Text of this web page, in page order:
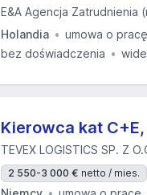
E&A Agencja Zatrudnienia
Holandia
umowa o pracę
bez doświadczenia
Kierowca kat
TEVEX LOGISTICS SP. Z
2 550-3 000 € netto / mies.